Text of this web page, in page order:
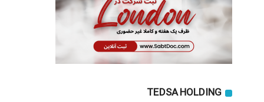
TEDSA HOLDING